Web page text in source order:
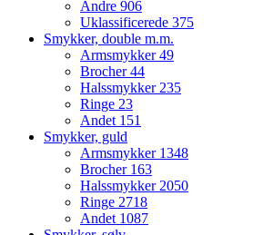
Andre 906
Uklassificerede 375
Smykker, double m.m.
Armsmykker49
Brocher44
Halssmykker235
Ringe 23
Andet 151
Smykker, guld
Armsmykker 1348
Brocher 163
Halssmykker2050
Ringe 2718
Andet 1087